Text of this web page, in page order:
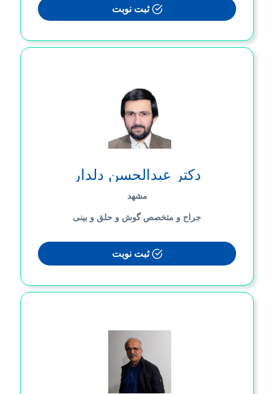
ثبت نوبت
دکتر عبدالحسن دلدار
مشهد
جراح و متخصص گوش و حلق و بینی
ثبت نوبت